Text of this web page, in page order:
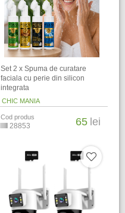
Set 2 x Spuma de curatare
faciala cu perie din silicon
integrata
CHIC MANIA
Cod produs
28853 65 lei